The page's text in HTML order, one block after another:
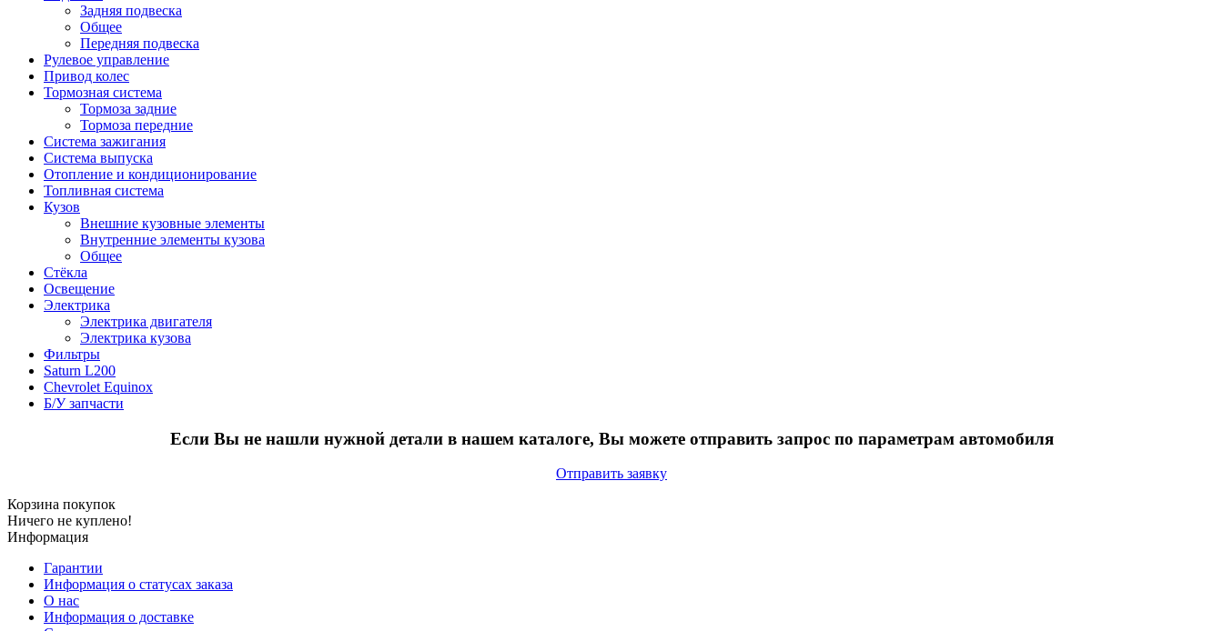
Задняя подвеска
Общее
Передняя подвеска
Рулевое управление
Привод колес
Тормозная система
Тормоза задние
Тормоза передние
Система зажигания
Система выпуска
Отопление и кондиционирование
Топливная система
Кузов
Внешние кузовные элементы
Внутренние элементы кузова
Общее
Стёкла
Освещение
Электрика
Электрика двигателя
Электрика кузова
Фильтры
Saturn L200
Chevrolet Equinox
Б/У запчасти
Если Вы не нашли нужной детали в нашем каталоге, Вы можете отправить запрос по параметрам автомобиля
Отправить заявку
Корзина покупок
Ничего не куплено!
Информация
Гарантии
Информация о статусах заказа
О нас
Информация о доставке